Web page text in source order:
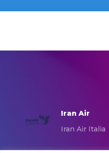
Iran Air
Iran Air Italia